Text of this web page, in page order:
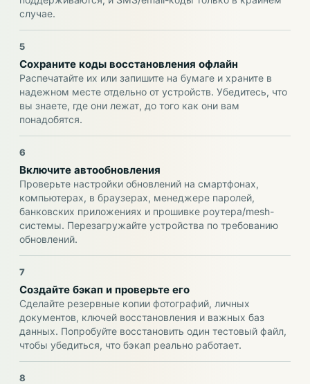
случае.
5
Сохраните коды восстановления офлайн
Распечатайте их или запишите на бумаге и храните в
надежном месте отдельно от устройств. Убедитесь, что
вы знаете, где они лежат, до того как они вам
понадобятся.
6
Включите автообновления
Проверьте настройки обновлений на смартфонах,
компьютерах, в браузерах, менеджере паролей,
банковских приложениях и прошивке роутера/mesh-
системы. Перезагружайте устройства по требованию
обновлений.
7
Создайте бэкап и проверьте его
Сделайте резервные копии фотографий, личных
документов, ключей восстановления и важных баз
данных. Попробуйте восстановить один тестовый файл,
чтобы убедиться, что бэкап реально работает.
8